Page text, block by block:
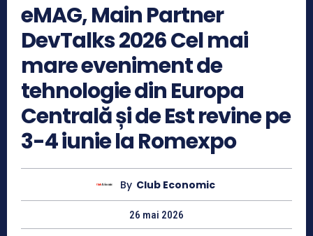
eMAG, Main Partner
DevTalks 2026 Cel mai
mare eveniment de
tehnologie din Europa
Centrală și de Est revine pe
3-4 iunie la Romexpo
By Club Economic
26 mai 2026